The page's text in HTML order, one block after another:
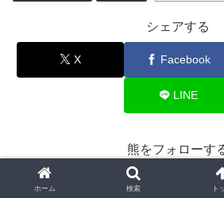
シェアする
X Facebook
LINE
熊をフォローす
ホーム 検索 ト